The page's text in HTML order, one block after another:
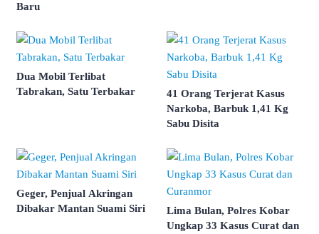
Baru
Dua Mobil Terlibat
Tabrakan, Satu Terbakar
41 Orang Terjerat Kasus
Narkoba, Barbuk 1,41 Kg
Sabu Disita
Geger, Penjual Akringan
Dibakar Mantan Suami Siri
Lima Bulan, Polres Kobar
Ungkap 33 Kasus Curat dan